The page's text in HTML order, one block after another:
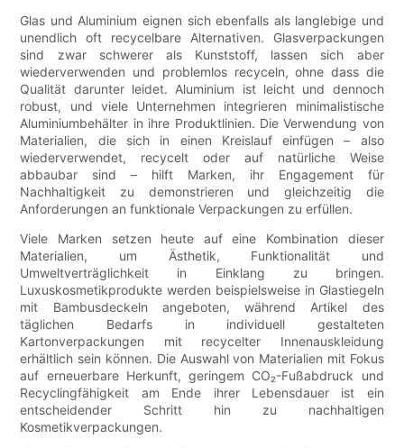
Glas und Aluminium eignen sich ebenfalls als langlebige und
unendlich oft recycelbare Alternativen. Glasverpackungen
sind zwar schwerer als Kunststoff, lassen sich aber
wiederverwenden und problemlos recyceln, ohne dass die
Qualität darunter leidet. Aluminium ist leicht und dennoch
robust, und viele Unternehmen integrieren minimalistische
Aluminiumbehälter in ihre Produktlinien. Die Verwendung von
Materialien, die sich in einen Kreislauf einfügen – also
wiederverwendet, recycelt oder auf natürliche Weise
abbaubar sind – hilft Marken, ihr Engagement für
Nachhaltigkeit zu demonstrieren und gleichzeitig die
Anforderungen an funktionale Verpackungen zu erfüllen.
Viele Marken setzen heute auf eine Kombination dieser
Materialien, um Ästhetik, Funktionalität und
Umweltverträglichkeit in Einklang zu bringen.
Luxuskosmetikprodukte werden beispielsweise in Glastiegeln
mit Bambusdeckeln angeboten, während Artikel des
täglichen Bedarfs in individuell gestalteten
Kartonverpackungen mit recycelter Innenauskleidung
erhältlich sein können. Die Auswahl von Materialien mit Fokus
auf erneuerbare Herkunft, geringem CO₂-Fußabdruck und
Recyclingfähigkeit am Ende ihrer Lebensdauer ist ein
entscheidender Schritt hin zu nachhaltigen
Kosmetikverpackungen.